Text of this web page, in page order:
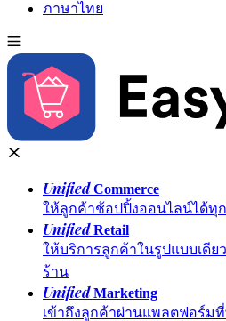
ภาษาไทย
UnifiedCommerce
ให้ลูกค้าช้อปปิ้งออนไลน์ได้ทุ
UnifiedRetail
ให้บริการลูกค้าในรูปแบบเดี
ร้าน
UnifiedMarketing
เข้าถึงลูกค้าผ่านแพลตฟอร์ม